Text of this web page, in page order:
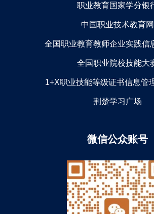
职业教育国家学分银
中国职业技术教育网
全国职业教育教师企业实践信
全国职业院校技能大
1+X职业技能等级证书信息管
荆楚学习广场
微信公众账号